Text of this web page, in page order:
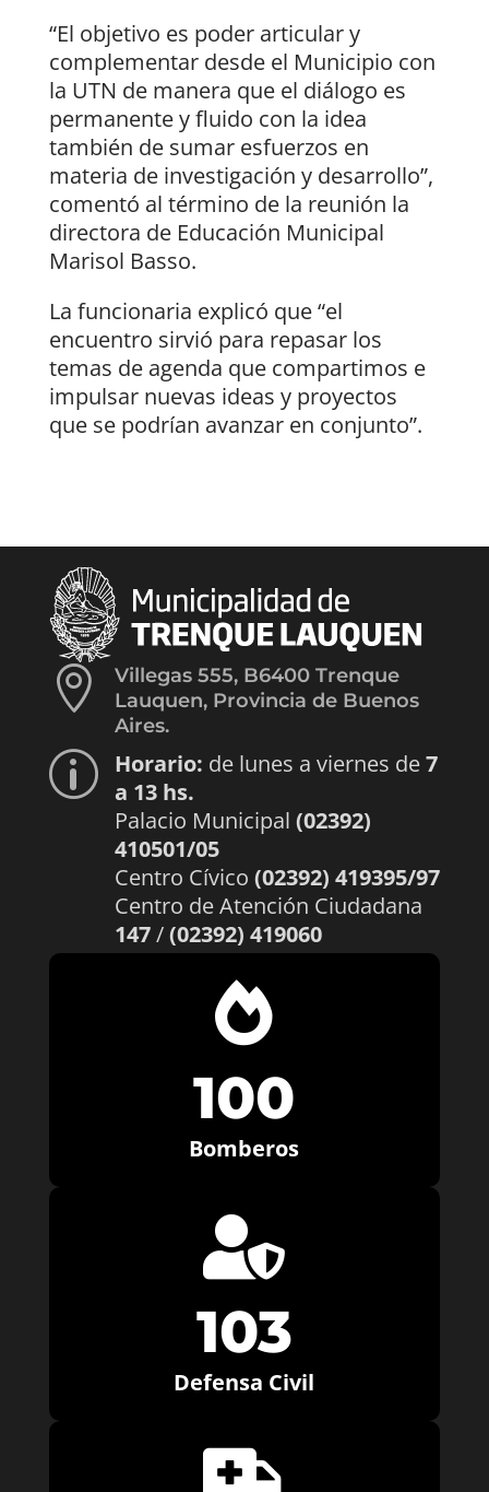
“El objetivo es poder articular y
complementar desde el Municipio con
la UTN de manera que el diálogo es
permanente y fluido con la idea
también de sumar esfuerzos en
materia de investigación y desarrollo”,
comentó al término de la reunión la
directora de Educación Municipal
Marisol Basso.
La funcionaria explicó que “el
encuentro sirvió para repasar los
temas de agenda que compartimos e
impulsar nuevas ideas y proyectos
que se podrían avanzar en conjunto”.

Villegas 555, B6400 Trenque
Lauquen, Provincia de Buenos
Aires.
p Horario: de lunes a viernes de7
a 13 hs.
Palacio Municipal (02392)
410501/05
Centro Cívico (02392) 419395/97
Centro de Atención Ciudadana
147/(02392) 419060

100
Bomberos

103
Defensa Civil